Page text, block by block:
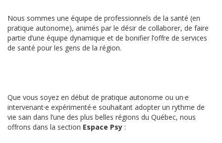
Nous sommes une équipe de professionnels de la santé (en
pratique autonome), animés par le désir de collaborer, de faire
partie d’une équipe dynamique et de bonifier l’offre de services
de santé pour les gens de la région.
Que vous soyez en début de pratique autonome ou un·e
intervenant·e expérimenté·e souhaitant adopter un rythme de
vie sain dans l’une des plus belles régions du Québec, nous
offrons dans la section Espace Psy :